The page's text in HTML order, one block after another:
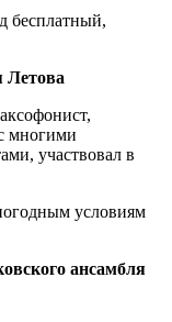
бесплатный,
Летова
многими
участвовал в
условиям
ансамбля